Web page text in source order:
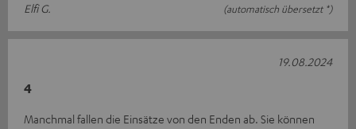
Elfi G.
(automatisch übersetzt *)
4
Manchmal fallen die Einsätze von den Enden ab. Sie können
19.08.2024